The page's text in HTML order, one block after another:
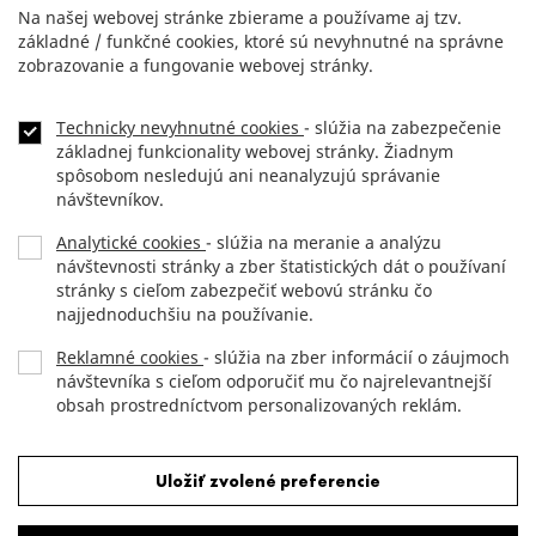
Footer
menu
NEWSLETTER
KONTAKT
DLHOPISY
OCHRANA OSOBNÝCH ÚDAJOV
Copyright (c) 2012 JTRE.
Na našej webovej stránke zbierame a používame aj tzv.
základné / funkčné cookies, ktoré sú nevyhnutné na správne
zobrazovanie a fungovanie webovej stránky.
Technicky nevyhnutné cookies - slúžia na zabezpečenie
základnej funkcionality webovej stránky. Žiadnym
spôsobom nesledujú ani neanalyzujú správanie
návštevníkov.
Analytické cookies - slúžia na meranie a analýzu
návštevnosti stránky a zber štatistických dát o používaní
stránky s cieľom zabezpečiť webovú stránku čo
najjednoduchšiu na používanie.
Reklamné cookies - slúžia na zber informácií o záujmoch
návštevníka s cieľom odporučiť mu čo najrelevantnejší
obsah prostredníctvom personalizovaných reklám.
Uložiť zvolené preferencie
Odmietnuť všetky cookies